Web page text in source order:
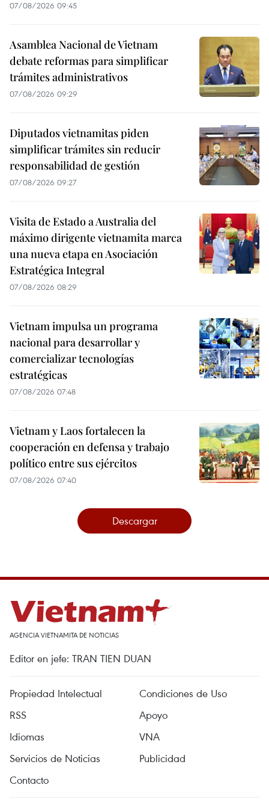
07/08/2026 09:45
Asamblea Nacional de Vietnam
debate reformas para simplificar
trámites administrativos
07/08/2026 09:29
Diputados vietnamitas piden
simplificar trámites sin reducir
responsabilidad de gestión
07/08/2026 09:27
Visita de Estado a Australia del
máximo dirigente vietnamita marca
una nueva etapa en Asociación
Estratégica Integral
07/08/2026 08:29
Vietnam impulsa un programa
nacional para desarrollar y
comercializar tecnologías
estratégicas
07/08/2026 07:48
Vietnam y Laos fortalecen la
cooperación en defensa y trabajo
político entre sus ejércitos
07/08/2026 07:40
Descargar
AGENCIA VIETNAMITA DE NOTICIAS
Editor en jefe: TRAN TIEN DUAN
Propiedad Intelectual
Condiciones de Uso
RSS
Apoyo
Idiomas
VNA
Servicios de Noticias
Publicidad
Contacto